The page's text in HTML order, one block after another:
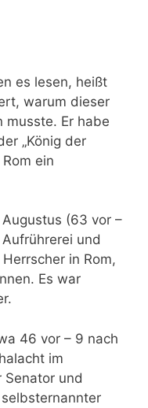
es lesen, heißt
warum dieser
musste. Er habe
„König der
ein
(63 vor –
und
in Rom,
Es war
46 vor – 9 nach
im
Senator und